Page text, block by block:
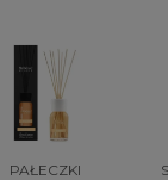
PAŁECZKI